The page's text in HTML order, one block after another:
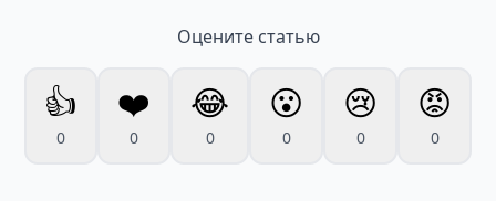
Оцените статью
👍
0
❤️
0
😂
0
😮
0
😢
0
😡
0